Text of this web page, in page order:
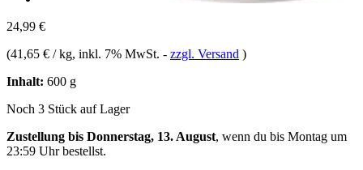
24,99 €
(41,65 € / kg, inkl. 7% MwSt. - zzgl. Versand )
Inhalt: 600 g
Noch 3 Stück auf Lager
Zustellung bis Donnerstag, 13. August, wenn du bis Montag um
23:59 Uhrbestellst.